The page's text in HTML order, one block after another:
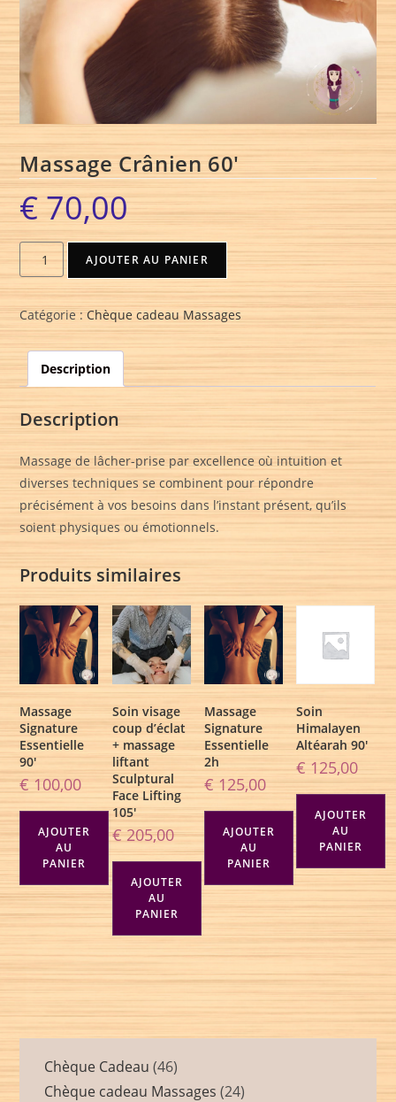
Massage Crânien 60′
€70,00
AJOUTER AU PANIER
Catégorie :Chèque cadeau Massages
Description
Description
Massage de lâcher-prise par excellence où intuition et
diverses techniques se combinent pour répondre
précisément à vos besoins dans l’instant présent, qu’ils
soient physiques ou émotionnels.
Produits similaires
Massage
Signature
Essentielle
90′
€ 100,00
AJOUTER
AU
PANIER
Soin visage
coup d’éclat
+ massage
liftant
Sculptural
Face Lifting
105′
€205,00
AJOUTER
AU
PANIER
Massage
Signature
Essentielle
2h
€125,00
AJOUTER
AU
PANIER
Soin
Himalayen
Altéarah 90′
€ 125,00
AJOUTER
AU
PANIER
Chèque Cadeau 46
Chèque cadeau Massages 24